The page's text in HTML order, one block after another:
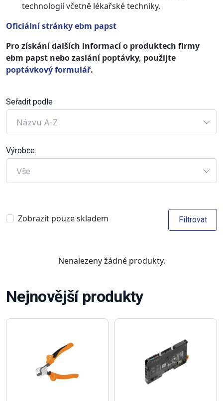
technologií včetně lékařské techniky.
Oficiální stránky ebm papst
Pro získání dalších informací o produktech firmy
ebm papst nebo zaslání poptávky, použijte
poptávkový formulář.
Seřadit podle
Názvu A-Z
Výrobce
Vše
Zobrazit pouze skladem Filtrovat
Nenalezeny žádné produkty.
Nejnovější produkty